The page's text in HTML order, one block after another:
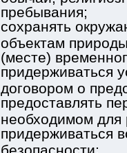
пребывания;
сохранять
объектам
(месте)
придерживаться
договором о
предоставлять
необходимом для
придерживаться
безопасности;